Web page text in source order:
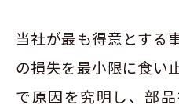
当社が最も得意とする
の損失を最小限に食い
で原因を究明し、部